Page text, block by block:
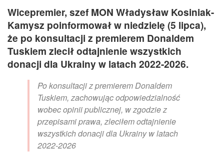
Wicepremier, szef MON Władysław Kosiniak-
Kamysz poinformował w niedzielę (5 lipca),
że po konsultacji z premierem Donaldem
Tuskiem zlecił odtajnienie wszystkich
donacji dla Ukrainy w latach 2022-2026.
Po konsultacji z premierem Donaldem
Tuskiem, zachowując odpowiedzialność
wobec opinii publicznej, w zgodzie z
przepisami prawa, zleciłem odtajnienie
wszystkich donacji dla Ukrainy w latach
2022-2026